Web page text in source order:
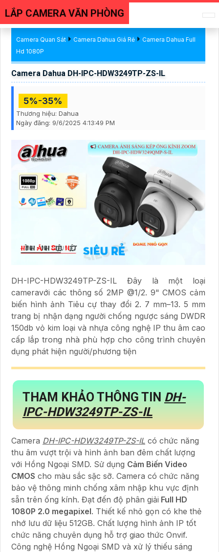
LẮP CAMERA VĂN PHÒNG
Camera Quan Sát Camera Dahua Giá Rẻ
Camera Dahua Full
Hd 1080P
Camera Dahua DH-IPC-HDW3249TP-ZS-IL
5%-35%
Thương hiệu: Dahua
Ngày đăng: 9/6/2025 4:13:49 PM
DH-IPC-HDW3249TP-ZS-IL Đây là một loại
cameravới các thông số 2MP @1/2. 9" CMOS cảm
biến hình ảnh Tiêu cự thay đổi 2. 7 mm–13. 5 mm
trang bị nhận dạng người chống ngược sáng DWDR
150db vỏ kim loại và nhựa công nghệ IP thu âm cao
cấp lắp trong nhà phù hợp cho công trình chuyên
dụng phát hiện người/phương tiện
THAM KHẢO THÔNG TIN DH-
IPC-HDW3249TP-ZS-IL
Camera DH-IPC-HDW3249TP-ZS-IL có chức năng
thu âm vượt trội và hình ảnh ban đêm chất lượng
với Hồng Ngoại SMD. Sử dụng Cảm Biến Video
CMOS cho màu sắc sặc sỡ. Camera có chức năng
bảo vệ thông minh chống xâm nhập khu vực định
sẵn trên ống kính. Đạt đến độ phân giải Full HD
1080P 2.0 megapixel. Thiết kế nhỏ gọn có khe thẻ
nhớ lưu dữ liệu 512GB. Chất lượng hình ảnh IP tốt
chức năng chuyên dụng hỗ trợ giao thức Onvif.
Công nghệ Hồng Ngoại SMD và xử lý thiếu sáng